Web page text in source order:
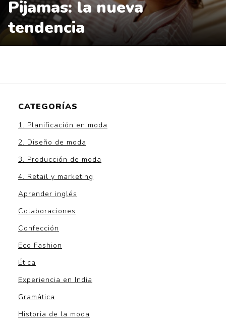
Pijamas: la nueva
tendencia
CATEGORÍAS
1. Planificación en moda
2. Diseño de moda
3. Producción de moda
4. Retail y marketing
Aprender inglés
Colaboraciones
Confección
Eco Fashion
Ética
Experiencia en India
Gramática
Historia de la moda